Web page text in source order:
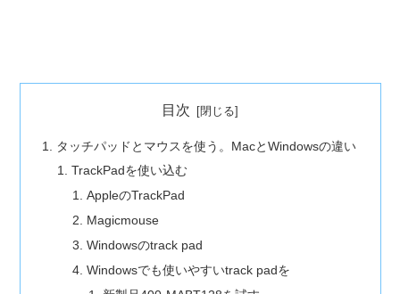
目次
タッチパッドとマウスを使う。MacとWindowsの違い
TrackPadを使い込む
AppleのTrackPad
Magicmouse
Windowsのtrack pad
Windowsでも使いやすいtrack padを